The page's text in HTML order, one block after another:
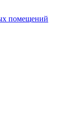
помещений